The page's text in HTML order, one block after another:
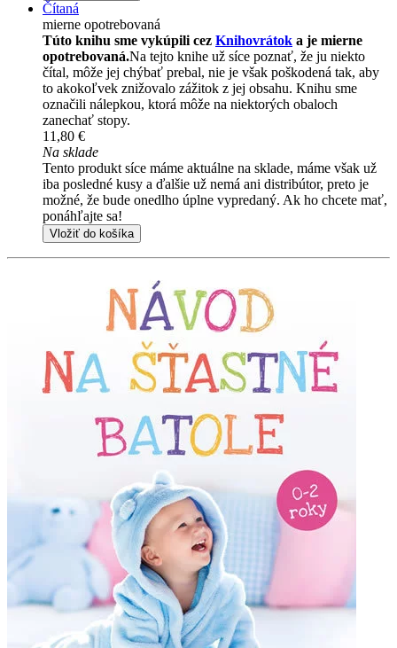
Čítaná
mierne opotrebovaná
Túto knihu sme vykúpili cez Knihovrátok a je mierne
opotrebovaná.Na tejto knihe už síce poznať, že ju niekto
čítal, môže jej chýbať prebal, nie je však poškodená tak, aby
to akokoľvek znižovalo zážitok z jej obsahu. Knihu sme
označili nálepkou, ktorá môže na niektorých obaloch
zanechať stopy.
11,80 €
Na sklade
Tento produkt síce máme aktuálne na sklade, máme však už
iba posledné kusy a ďalšie už nemá ani distribútor, preto je
možné, že bude onedlho úplne vypredaný. Ak ho chcete mať,
ponáhľajte sa!
Vložiť do košíka